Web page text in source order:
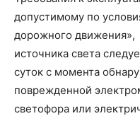
допустимому по
дорожного
источника света
суток с момента
поврежденной
светофора или